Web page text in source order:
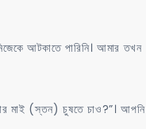
আটকাতে পারিনি। আমার তখন
মাই (স্তন) চুষতে চাও?”। আপনি